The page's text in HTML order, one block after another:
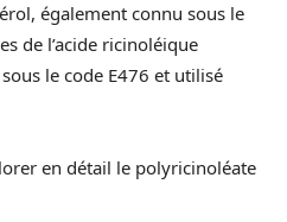
également connu sous le
de l’acide ricinoléique
le code E476 et utilisé
en détail le polyricinoléate